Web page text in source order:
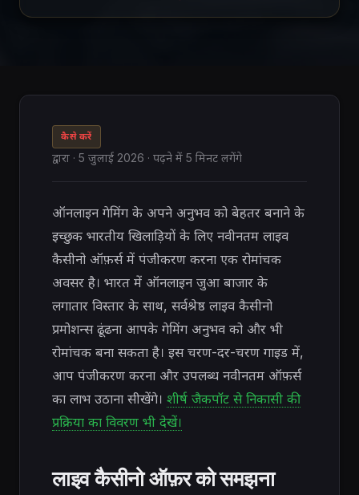
कैसे करें
द्वारा · 5 जुलाई 2026 · पढ़ने में 5 मिनट लगेंगे
ऑनलाइन गेमिंग के अपने अनुभव को बेहतर बनाने के
इच्छुक भारतीय खिलाड़ियों के लिए नवीनतम लाइव
कैसीनो ऑफ़र्स में पंजीकरण करना एक रोमांचक
अवसर है। भारत में ऑनलाइन जुआ बाजार के
लगातार विस्तार के साथ, सर्वश्रेष्ठ लाइव कैसीनो
प्रमोशन्स ढूंढना आपके गेमिंग अनुभव को और भी
रोमांचक बना सकता है। इस चरण-दर-चरण गाइड में,
आप पंजीकरण करना और उपलब्ध नवीनतम ऑफ़र्स
का लाभ उठाना सीखेंगे। शीर्ष जैकपॉट से निकासी की
प्रक्रिया का विवरण भी देखें।
लाइव कैसीनो ऑफ़र को समझना